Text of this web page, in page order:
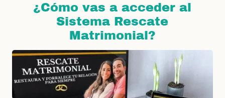
¿Cómo vas a acceder al
Sistema Rescate
Matrimonial?